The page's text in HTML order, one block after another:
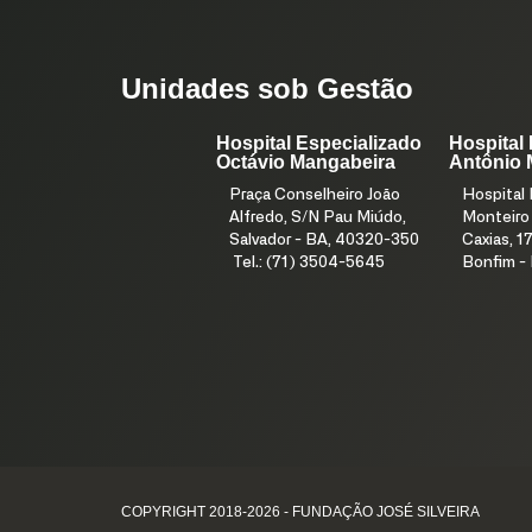
Unidades sob Gestão
Hospital Especializado
Octávio Mangabeira
Praça Conselheiro João
Alfredo, S/N Pau Miúdo,
Salvador - BA, 40320-350
Tel.: (71) 3504-5645
Hospital
Antônio
Hospital
Caxias,
Bonfim -
COPYRIGHT 2018-2026 - FUNDAÇÃO JOSÉ SILVEIRA